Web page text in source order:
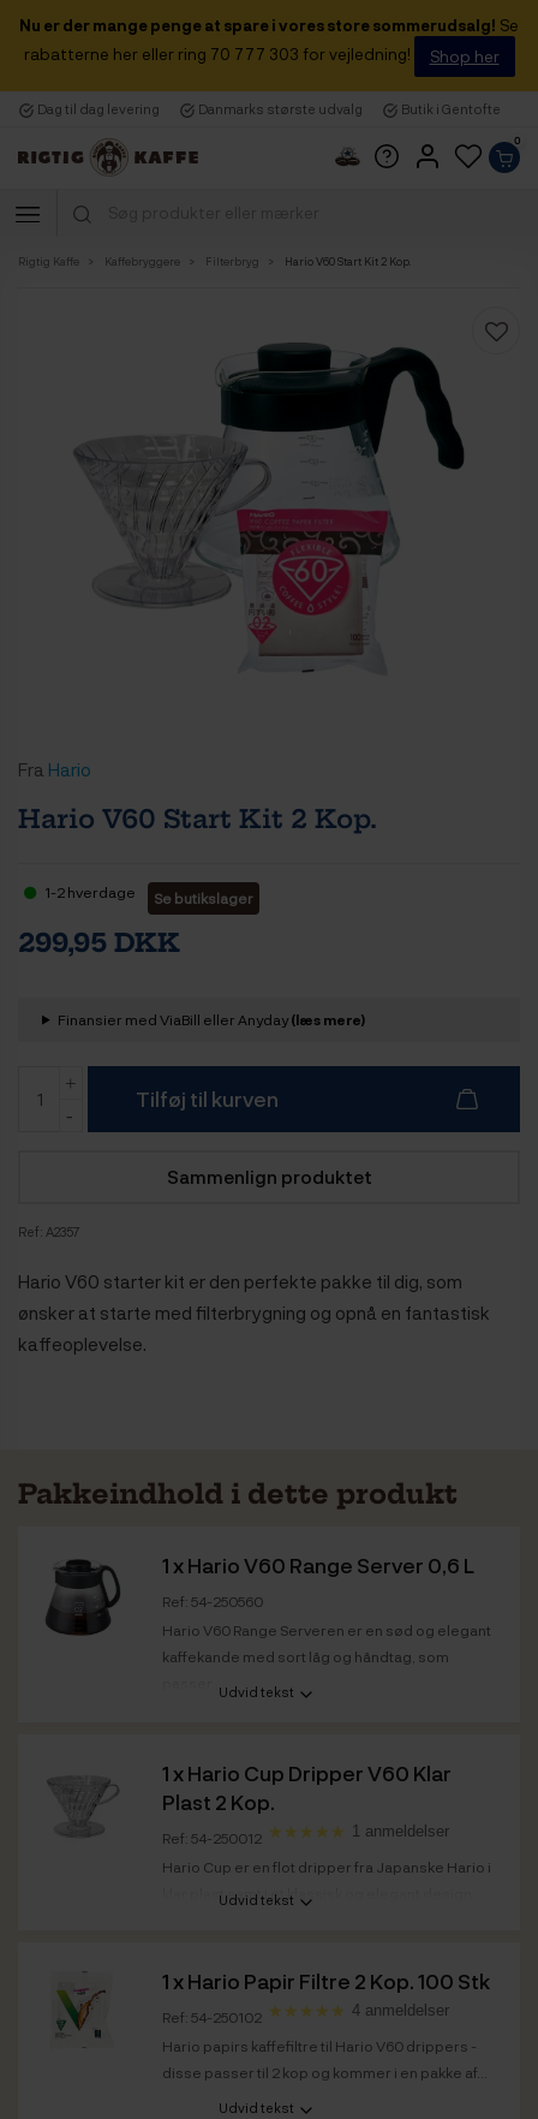
Nu er der mange penge at spare i vores store sommerudsalg! Se
rabatterne her eller ring 70 777 303 for vejledning!
Shop her
Dag til dag levering Danmarks største udvalg Butik i Gentofte
0
Rigtig Kaffe Kaffebryggere Filterbryg Hario V60 Start Kit 2 Kop.
Fra Hario
Hario V60 Start Kit 2 Kop.
1-2 hverdage Se butikslager
299,95 DKK
Finansier med ViaBill eller Anyday(læs mere)
Tilføj til kurven
Sammenlign produktet
Ref: A2357
Hario V60 starter kit er den perfekte pakke til dig, som
ønsker at starte med filterbrygning og opnå en fantastisk
kaffeoplevelse.
Pakkeindhold i dette produkt
1 xHario V60 Range Server 0,6 L
Ref: 54-250560
Hario V60 Range Serveren er en sød og elegant
kaffekande med sort låg og håndtag, som
Udvid tekst
1 xHario Cup Dripper V60 Klar
Plast 2 Kop.
Ref: 54-250012 1 anmeldelser
Hario Cup er en flot dripper fra Japanske Hario i
klar plast samt i et klassisk og elegant design.
Udvid tekst
1 xHario Papir Filtre 2 Kop. 100 Stk
Ref: 54-250102 4 anmeldelser
Hario papirs kaffefiltre til Hario V60 drippers -
disse passer til 2 kop og kommer i en pakke af...
Udvid tekst